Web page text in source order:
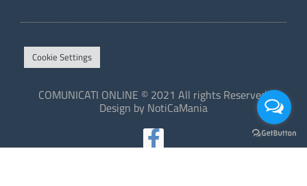
Cookie Settings
COMUNICATI ONLINE © 2021 All rights Reserved.
Design by NotiCaMania